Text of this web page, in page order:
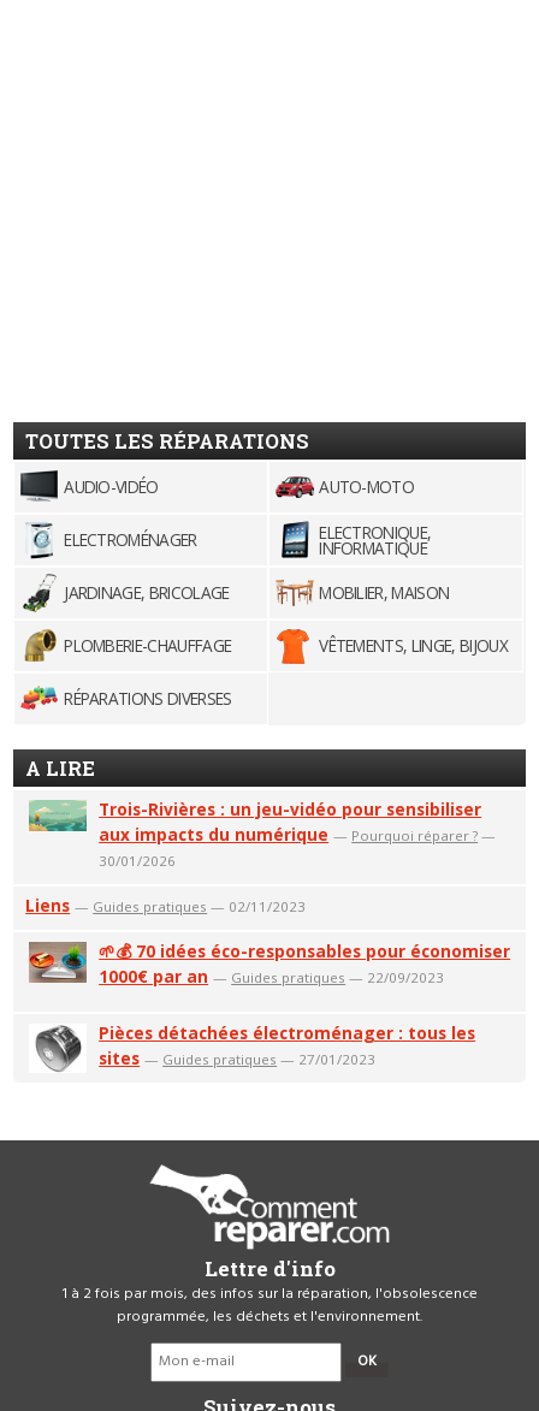
TOUTES LES RÉPARATIONS
AUDIO-VIDÉO AUTO-MOTO
ELECTROMÉNAGER ELECTRONIQUE,
INFORMATIQUE
JARDINAGE, BRICOLAGE
MOBILIER, MAISON
PLOMBERIE-CHAUFFAGE VÊTEMENTS, LINGE, BIJOUX
RÉPARATIONS DIVERSES
A LIRE
Trois-Rivières : un jeu-vidéo pour sensibiliser
aux impacts du numérique — Pourquoi réparer ? —
30/01/2026
Liens — Guides pratiques — 02/11/2023
🌱💰 70 idées éco-responsables pour économiser
1000€ par an — Guides pratiques — 22/09/2023
Pièces détachées électroménager : tous les
sites — Guides pratiques — 27/01/2023
Lettre d'info
1 à 2 fois par mois, des infos sur la réparation, l'obsolescence
programmée, les déchets et l'environnement.
OK